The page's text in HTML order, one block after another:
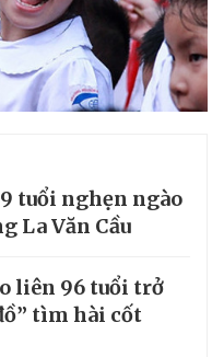
tuổi nghẹn ngào
La Văn Cầu
liên 96 tuổi trở
tìm hài cốt